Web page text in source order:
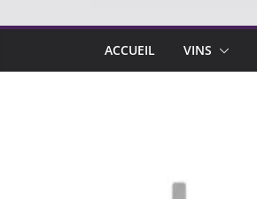
ACCUEIL VINS